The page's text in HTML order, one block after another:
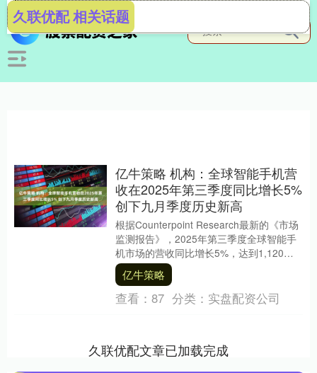
久联优配 相关话题
亿牛策略 机构：全球智能手机营
收在2025年第三季度同比增长5%
创下九月季度历史新高
根据Counterpoint Research最新的《市场
监测报告》，2025年第三季度全球智能手
机市场的营收同比增长5%，达到1,120亿
美元，创下第三季度的....
亿牛策略
查看： 87 分类： 实盘配资公司
久联优配文章已加载完成